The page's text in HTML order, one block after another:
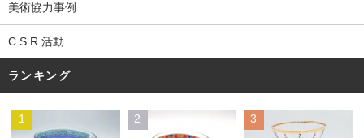
美術協力事例
C S R 活動
ランキング
1 2 3